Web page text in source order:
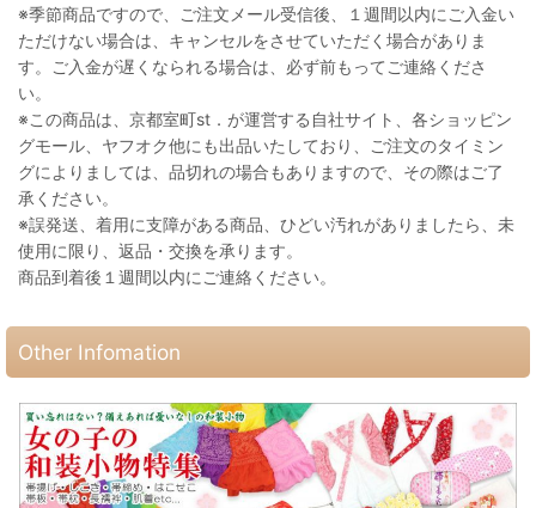
※季節商品ですので、ご注文メール受信後、１週間以内にご入金い
ただけない場合は、キャンセルをさせていただく場合がありま
す。ご入金が遅くなられる場合は、必ず前もってご連絡くださ
い。
※この商品は、京都室町st．が運営する自社サイト、各ショッピン
グモール、ヤフオク他にも出品いたしており、ご注文のタイミン
グによりましては、品切れの場合もありますので、その際はご了
承ください。
※誤発送、着用に支障がある商品、ひどい汚れがありましたら、未
使用に限り、返品・交換を承ります。
商品到着後１週間以内にご連絡ください。
Other Infomation